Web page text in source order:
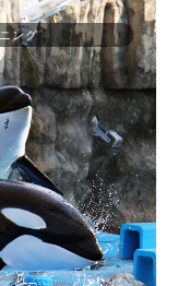
ング